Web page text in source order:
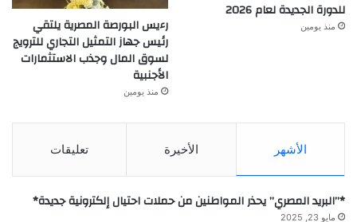
للدورة الجديدة لعام 2026
منذ يومين
رءيس البورصة المصرية يلتقي
رئيس جهاز التمثيل التجاري للترويج
لسوق المال وجذب الاستثمارات
الأجنبية
منذ يومين
الأشهر الأخيرة تعليقات
*”البريد المصري” يحذر المواطنين من حملات احتيال إلكترونية جديدة*
مايو 23, 2025